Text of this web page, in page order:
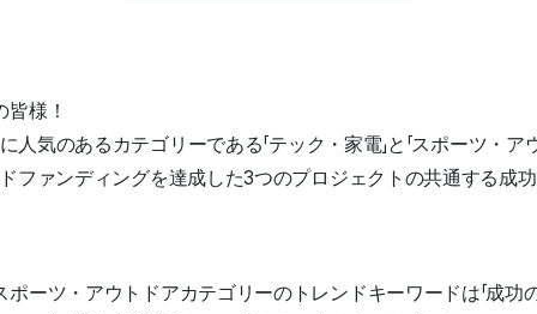
様！
人気のあるカテゴリーである「テック・家電」と「スポーツ・ア
ファンディングを達成した3つのプロジェクトの共通する成
ーツ・アウトドアカテゴリーのトレンドキーワードは「成功